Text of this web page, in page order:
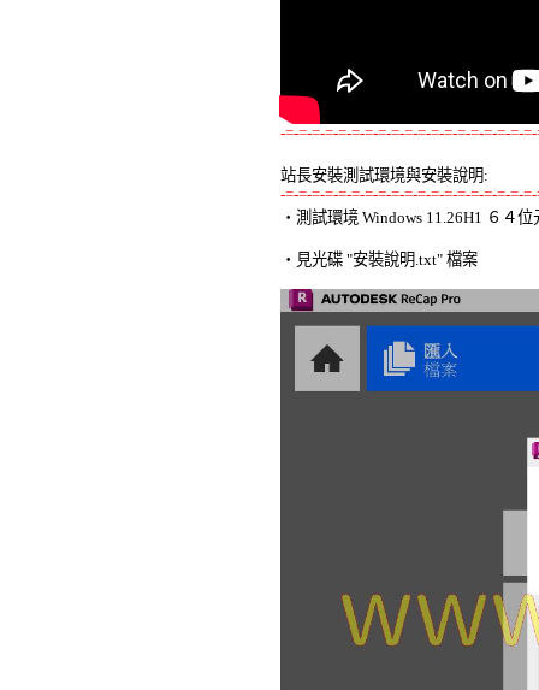
-=-=-=-=-=-=-=-=-=-=-=-=-=-=-=-=-=-=-
站長安裝測試環境與安裝說明:
-=-=-=-=-=-=-=-=-=-=-=-=-=-=-=-=-=-=-
‧測試環境 Windows 11.26H1 ６４
‧見光碟 "安裝說明.txt" 檔案